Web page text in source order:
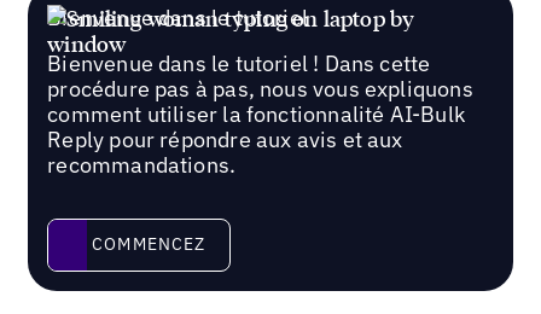
Bienvenue dans le tutoriel
Bienvenue dans le tutoriel ! Dans cette
procédure pas à pas, nous vous expliquons
comment utiliser la fonctionnalité AI-Bulk
Reply pour répondre aux avis et aux
recommandations.
Commencez
COMMENCEZ